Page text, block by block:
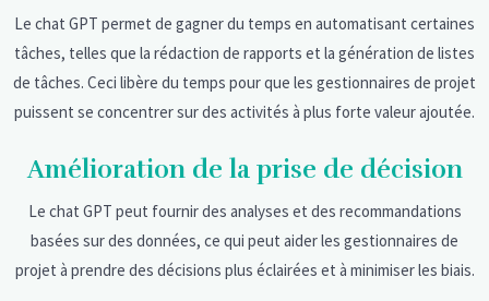
Le chat GPT permet de gagner du temps en automatisant certaines
tâches, telles que la rédaction de rapports et la génération de listes
de tâches. Ceci libère du temps pour que les gestionnaires de projet
puissent se concentrer sur des activités à plus forte valeur ajoutée.
Amélioration de la prise de décision
Le chat GPT peut fournir des analyses et des recommandations
basées sur des données, ce qui peut aider les gestionnaires de
projet à prendre des décisions plus éclairées et à minimiser les biais.